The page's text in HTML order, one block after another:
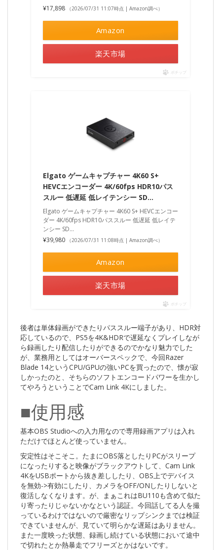
¥17,898
（2026/07/31 11:07時点 | Amazon調べ）
Amazon
楽天市場
ポチップ
Elgato ゲームキャプチャー 4K60 S+
HEVCエンコーダー 4K/60fps HDR10パス
スルー 低遅延 低レイテンシー SD…
Elgato ゲームキャプチャー 4K60 S+ HEVCエンコー
ダー 4K/60fps HDR10パススルー 低遅延 低レイテ
ンシー SD...
¥39,980
（2026/07/31 11:08時点 | Amazon調べ）
Amazon
楽天市場
ポチップ
後者は単体録画ができたりパススルー端子があり、HDR対
応しているので、PS5を4K&HDRで遅延なくプレイしなが
ら録画したり配信したりができるのでかなり魅力でした
が、業務用としてはオーバースペックで、今回Razer
Blade 14というCPU/GPUの強いPCを買ったので、懐が寂
しかったのと、そちらのソフトエンコードパワーを生かし
てやろうということでCam Link 4Kにしました。
■使用感
基本OBS Studioへの入力用なので専用録画アプリは入れ
ただけでほとんど使っていません。
安定性はそこそこ。たまにOBS落としたりPCがスリープ
になったりすると映像がブラックアウトして、Cam Link
4KをUSBポートから抜き差ししたり、OBS上でデバイス
を無効->有効にしたり、カメラをOFF/ONしたりしないと
復活しなくなります。が、まぁこれはBU110も含めて似た
り寄ったりじゃないかなという認証。今回話してる人を撮
っているわけではないので厳密なリップシンクまでは検証
できていませんが、見ていて明らかな遅延はありません。
また一度映った状態、録画し続けている状態において途中
で切れたとか熱暴走でフリーズとかはないです。